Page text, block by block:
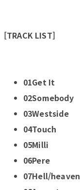
[TRACK LIST]
01Get It
02Somebody
03Westside
04Touch
05Milli
06Pere
07Hell/heaven